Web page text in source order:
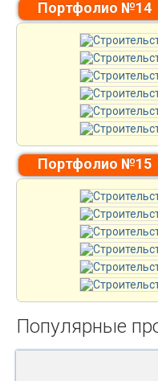
Портфолио №14
Портфолио №15
Популярные